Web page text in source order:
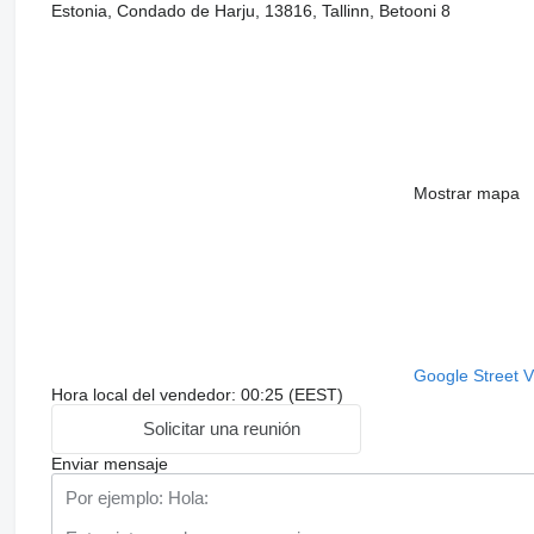
Estonia, Condado de Harju, 13816, Tallinn, Betooni 8
Mostrar mapa
Google Street
Hora local del vendedor: 00:25 (EEST)
Solicitar una reunión
Enviar mensaje